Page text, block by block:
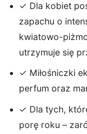
✓ Dla kobiet
zapachu o
kwiatowo-
utrzymuje się
✓ Miłośniczki
perfum oraz
✓ Dla tych,
porę roku –